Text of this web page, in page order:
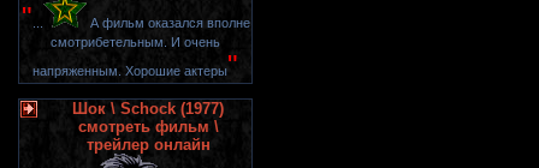
"
А фильм оказался вполне
смотрибетельным. И очень
напряженным. Хорошие актеры"
Шок \ Schock (1977)
смотреть фильм \
трейлер онлайн